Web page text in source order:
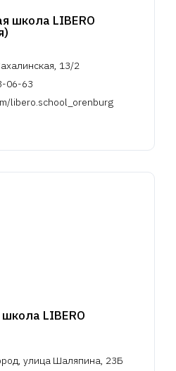
школа LIBERO
13/2
06-63
libero.school_orenburg
LIBERO
улица Шаляпина, 23Б